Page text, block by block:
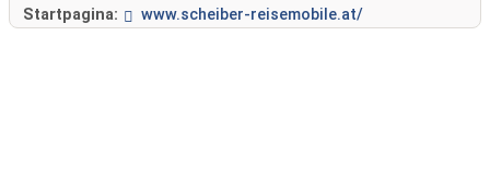
Startpagina: www.scheiber-reisemobile.at/